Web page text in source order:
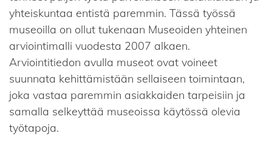
yhteiskuntaa entistä paremmin. Tässä työssä
museoilla on ollut tukenaan Museoiden yhteinen
arviointimalli vuodesta 2007 alkaen.
Arviointitiedon avulla museot ovat voineet
suunnata kehittämistään sellaiseen toimintaan,
joka vastaa paremmin asiakkaiden tarpeisiin ja
samalla selkeyttää museoissa käytössä olevia
työtapoja.